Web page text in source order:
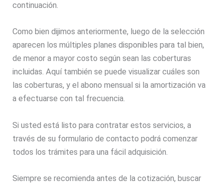
continuación.
Como bien dijimos anteriormente, luego de la selección
aparecen los múltiples planes disponibles para tal bien,
de menor a mayor costo según sean las coberturas
incluidas. Aquí también se puede visualizar cuáles son
las coberturas, y el abono mensual si la amortización va
a efectuarse con tal frecuencia.
Si usted está listo para contratar estos servicios, a
través de su formulario de contacto podrá comenzar
todos los trámites para una fácil adquisición.
Siempre se recomienda antes de la cotización, buscar